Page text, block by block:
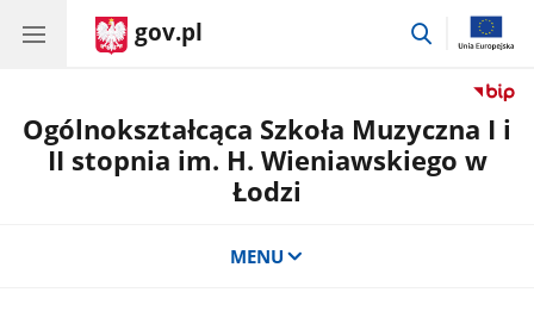
gov.pl
przejdź
Ogólnokształcąca Szkoła Muzyczna I i
II stopnia im. H. Wieniawskiego w
Łodzi
MENU